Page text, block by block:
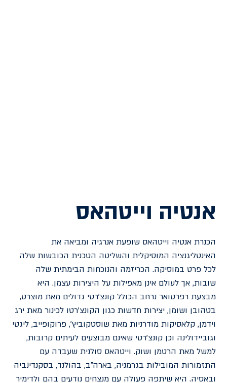
אנטיה וייטהאס
הכנרת אנטיה וייטהאס שופעת אנרגיה ומביאה את
האינטליגנציה המוסיקלית והשליטה הטכנית הכובשות שלה
לכל פרט במוסיקה. הכריזמה והנוכחות הבימתית שלה
שובות, אך לעולם אינן מאפילות על היצירות עצמן. היא
מבצעת רפרטואר נרחב הכולל קונצ'רטי גדולים מאת מוצרט,
בטהובן ושומן, יצירות חדשות כגון הקונצ'רטו לכינור מאת ירג
וידמן, קלאסיקות מודרניות מאת שוסטקוביץ', פרוקופייב, ליגטי
וגוביידולינה וכן קונצ'רטי שאינם מבוצעים לעיתים קרובות,
למשל מאת הרטמן ושוק. וייטהאס סולנית שעבדה עם
התזמורות המובילות בגרמניה, בארה"ב, בהולנד, בסקנד‎ינביה
ובאסיה. היא שיתפה פעולה עם מנצחים נודעים בהם ולדימיר